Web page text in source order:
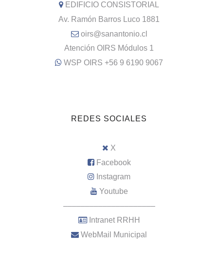
EDIFICIO CONSISTORIAL
Av. Ramón Barros Luco 1881
oirs@sanantonio.cl
Atención OIRS Módulos 1
WSP OIRS +56 9 6190 9067
REDES SOCIALES
X
Facebook
Instagram
Youtube
–––––––––––––––––––––
Intranet RRHH
WebMail Municipal